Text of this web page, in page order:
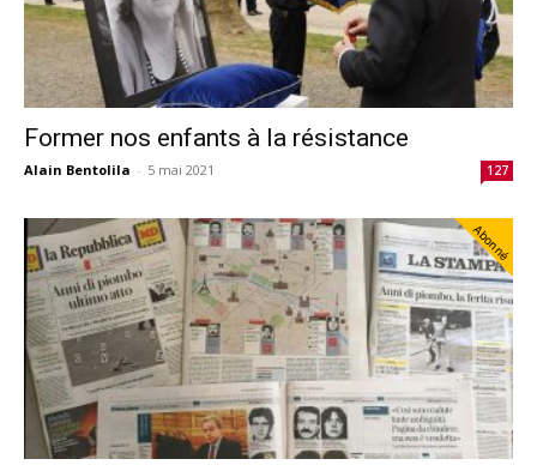
Former nos enfants à la résistance
Alain Bentolila - 5 mai 2021 127
Abonné